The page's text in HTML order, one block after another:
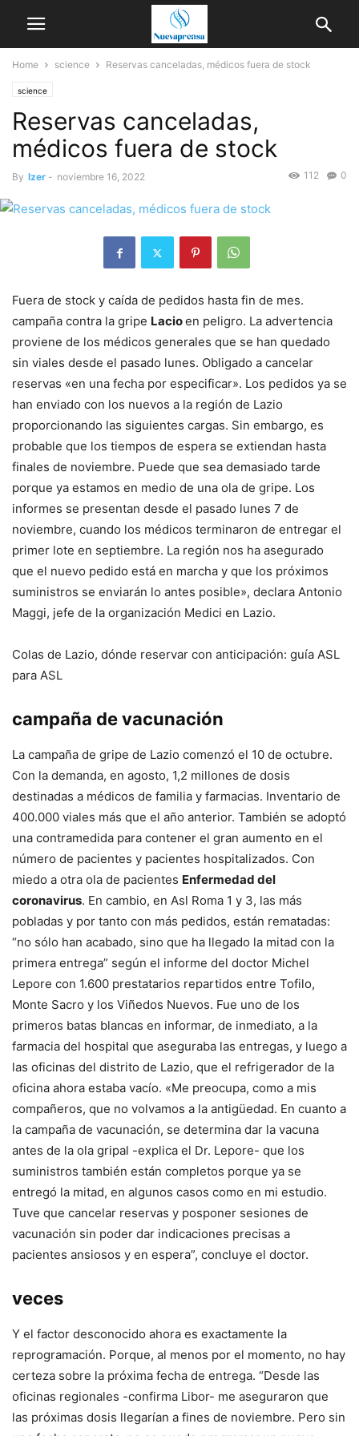
Home science Reservas canceladas, médicos fuera de stock
science
Reservas canceladas,
médicos fuera de stock
By Izer - noviembre 16, 2022 0
112
Fuera de stock y caída de pedidos hasta fin de mes.
campaña contra la gripe Lacioen peligro. La advertencia
proviene de los médicos generales que se han quedado
sin viales desde el pasado lunes. Obligado a cancelar
reservas «en una fecha por especificar». Los pedidos ya se
han enviado con los nuevos a la región de Lazio
proporcionando las siguientes cargas. Sin embargo, es
probable que los tiempos de espera se extiendan hasta
finales de noviembre. Puede que sea demasiado tarde
porque ya estamos en medio de una ola de gripe. Los
informes se presentan desde el pasado lunes 7 de
noviembre, cuando los médicos terminaron de entregar el
primer lote en septiembre. La región nos ha asegurado
que el nuevo pedido está en marcha y que los próximos
suministros se enviarán lo antes posible», declara Antonio
Maggi, jefe de la organización Medici en Lazio.
Colas de Lazio, dónde reservar con anticipación: guía ASL
para ASL
campaña de vacunación
La campaña de gripe de Lazio comenzó el 10 de octubre.
Con la demanda, en agosto, 1,2 millones de dosis
destinadas a médicos de familia y farmacias. Inventario de
400.000 viales más que el año anterior. También se adoptó
una contramedida para contener el gran aumento en el
número de pacientes y pacientes hospitalizados. Con
miedo a otra ola de pacientes Enfermedad del
coronavirus. En cambio, en Asl Roma 1 y 3, las más
pobladas y por tanto con más pedidos, están rematadas:
“no sólo han acabado, sino que ha llegado la mitad con la
primera entrega” según el informe del doctor Michel
Lepore con 1.600 prestatarios repartidos entre Tofilo,
Monte Sacro y los Viñedos Nuevos. Fue uno de los
primeros batas blancas en informar, de inmediato, a la
farmacia del hospital que aseguraba las entregas, y luego a
las oficinas del distrito de Lazio, que el refrigerador de la
oficina ahora estaba vacío. «Me preocupa, como a mis
compañeros, que no volvamos a la antigüedad. En cuanto a
la campaña de vacunación, se determina dar la vacuna
antes de la ola gripal -explica el Dr. Lepore- que los
suministros también están completos porque ya se
entregó la mitad, en algunos casos como en mi estudio.
Tuve que cancelar reservas y posponer sesiones de
vacunación sin poder dar indicaciones precisas a
pacientes ansiosos y en espera”, concluye el doctor.
veces
Y el factor desconocido ahora es exactamente la
reprogramación. Porque, al menos por el momento, no hay
certeza sobre la próxima fecha de entrega. “Desde las
oficinas regionales -confirma Libor- me aseguraron que
las próximas dosis llegarían a fines de noviembre. Pero sin